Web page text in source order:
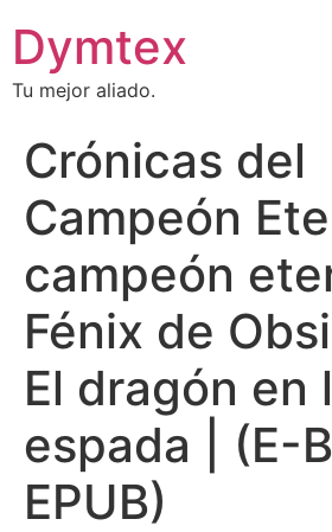
Dymtex
Tu mejor aliado.
Crónicas del
Campeón
campeón
Fénix de
El dragón en
espada | (E-
EPUB)